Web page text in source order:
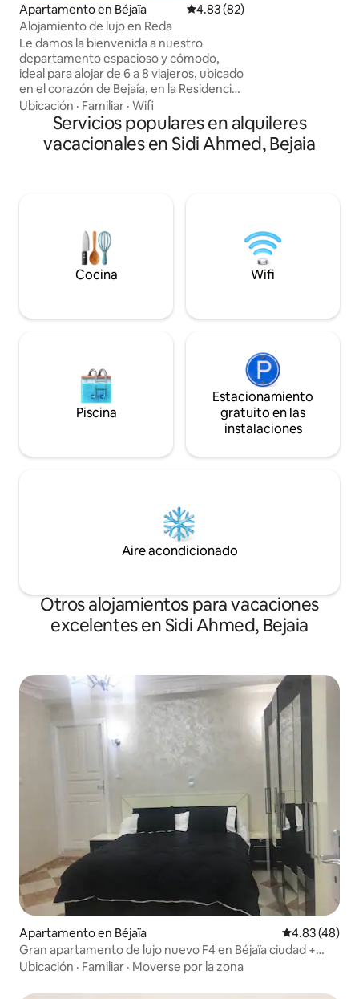
Apartamento en Béjaïa Calificación promedio: 4.83 de
4.83 (82)
Alojamiento de lujo en Reda
Le damos la bienvenida a nuestro
departamento espacioso y cómodo,
ideal para alojar de 6 a 8 viajeros, ubicado
en el corazón de Bejaía, en la Residencia
Noumida, Ciudad Edimco. Con una
ubicación perfecta cerca de los lugares
emblemáticos de la ciudad, es un punto
de partida ideal para explorar Bejaia. El
prohibido fumar en el interior.
Ubicación · Familiar · Wifi
Servicios populares en alquileres
vacacionales en Sidi Ahmed, Bejaia
Cocina Wifi
Piscina
Estacionamiento
gratuito en las
instalaciones
Aire acondicionado
Otros alojamientos para vacaciones
excelentes en Sidi Ahmed, Bejaia
Apartamento en Béjaïa Calificación
4.83 (48)
Gran apartamento de lujo nuevo F4 en Béjaïa ciudad +
garaje
Ubicación · Familiar · Moverse por la zona